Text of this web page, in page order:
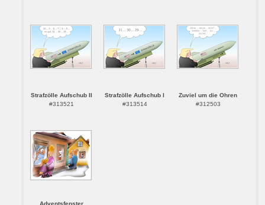
Strafzölle Aufschub II
#313521
Strafzölle Aufschub I
#313514
Zuviel um die Ohren
#312503
Adventsfenster